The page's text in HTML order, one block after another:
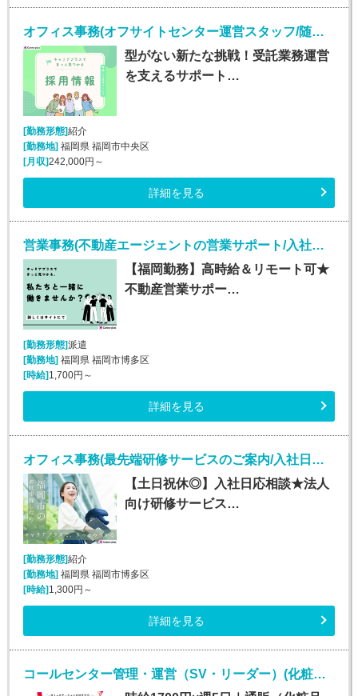
オフィス事務(オフサイトセンター運営スタッフ/随時入社/長期)
型がない新たな挑戦！受託業務運営
を支えるサポート…
[勤務形態]紹介
[勤務地]福岡県 福岡市中央区
[月収]242,000円～
詳細を見る
営業事務(不動産エージェントの営業サポート/入社日応相談)
【福岡勤務】高時給＆リモート可★
不動産営業サポー…
[勤務形態]派遣
[勤務地] 福岡県 福岡市博多区
[時給] 1,700円～
詳細を見る
オフィス事務(最先端研修サービスのご案内/入社日応相談～/平日のみ)
【土日祝休◎】入社日応相談★法人
向け研修サービス…
[勤務形態]紹介
[勤務地]福岡県 福岡市博多区
[時給]1,300円～
詳細を見る
コールセンター管理・運営（SV・リーダー）(化粧品・サプリメント・健康食品問い合わせセンターのSV・LD)